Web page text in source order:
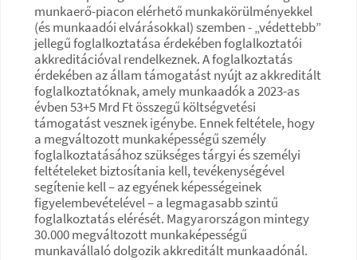
munkaerő-piacon elérhető munkakörülményekkel
(és munkaadói elvárásokkal) szemben - „védettebb”
jellegű foglalkoztatása érdekében foglalkoztatói
akkreditációval rendelkeznek. A foglalkoztatás
érdekében az állam támogatást nyújt az akkreditált
foglalkoztatóknak, amely munkaadók a 2023-as
évben 53+5 Mrd Ft összegű költségvetési
támogatást vesznek igénybe. Ennek feltétele, hogy
a megváltozott munkaképességű személy
foglalkoztatásához szükséges tárgyi és személyi
feltételeket biztosítania kell, tevékenységével
segítenie kell – az egyének képességeinek
figyelembevételével – a legmagasabb szintű
foglalkoztatás elérését. Magyarországon mintegy
30.000 megváltozott munkaképességű
munkavállaló dolgozik akkreditált munkaadónál.